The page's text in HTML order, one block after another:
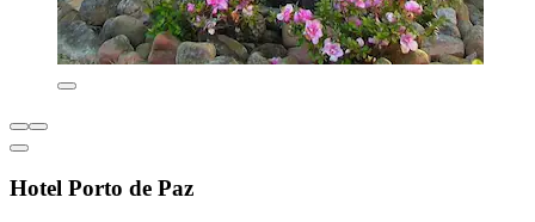
Hotel Porto de Paz